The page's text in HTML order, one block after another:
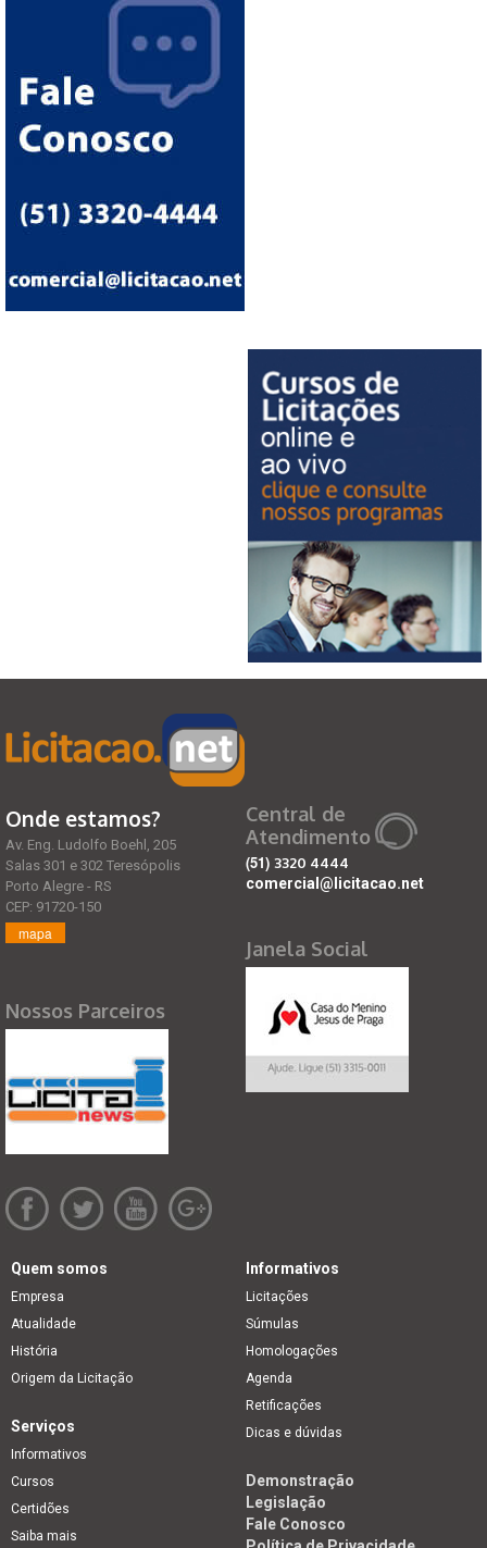
Onde estamos?
Av. Eng. Ludolfo Boehl, 205
Salas 301 e 302 Teresópolis
Porto Alegre - RS
CEP: 91720-150
mapa
Nossos Parceiros
Central de
Atendimento
(51) 3320 4444
comercial@licitacao.net
Janela Social
Quem somos
Empresa
Atualidade
História
Origem da Licitação
Informativos
Licitações
Súmulas
Homologações
Agenda
Retificações
Dicas e dúvidas
Serviços
Informativos
Cursos
Certidões
Saiba mais
Demonstração
Legislação
Fale Conosco